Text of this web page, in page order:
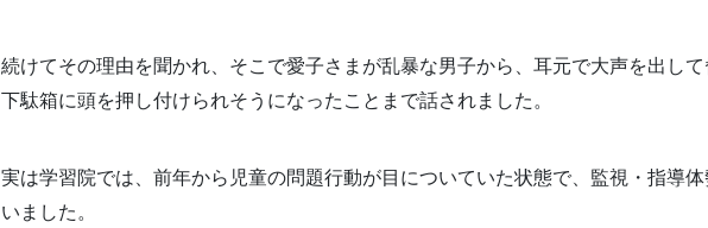
続けてその理由を聞かれ、そこで愛子さまが乱暴な男子から、耳元で大声を出して
下駄箱に頭を押し付けられそうになったことまで話されました。
実は学習院では、前年から児童の問題行動が目についていた状態で、監視・指導
いました。